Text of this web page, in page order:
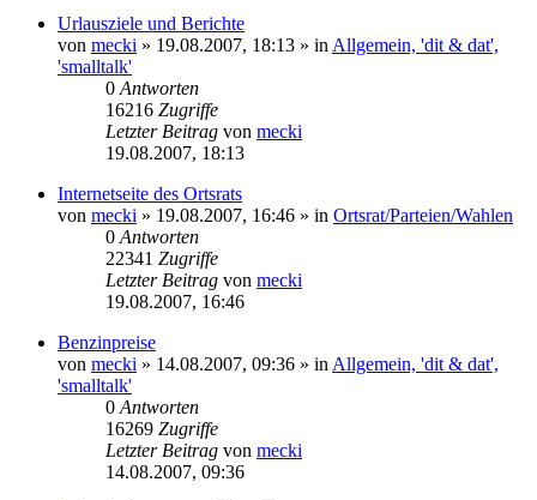
Urlausziele und Berichte
von mecki » 19.08.2007, 18:13 » in Allgemein, 'dit & dat',
'smalltalk'
0 Antworten
16216 Zugriffe
Letzter Beitrag von mecki
19.08.2007, 18:13
Internetseite des Ortsrats
von mecki » 19.08.2007, 16:46 » in Ortsrat/Parteien/Wahlen
0 Antworten
22341 Zugriffe
Letzter Beitrag von mecki
19.08.2007, 16:46
Benzinpreise
von mecki » 14.08.2007, 09:36 » in Allgemein, 'dit & dat',
'smalltalk'
0 Antworten
16269 Zugriffe
Letzter Beitrag von mecki
14.08.2007, 09:36